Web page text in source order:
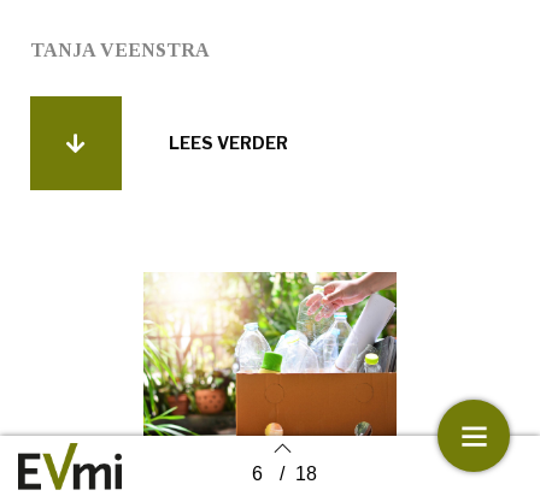
Back to index 6 / 18
TANJA VEENSTRA
LEES VERDER